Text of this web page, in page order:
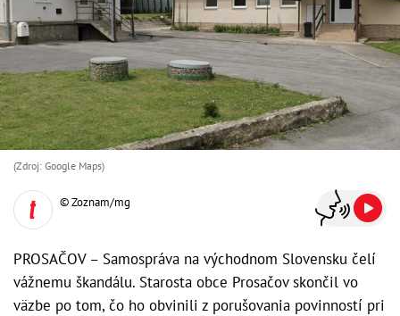
(Zdroj: Google Maps)
© Zoznam/mg
PROSAČOV – Samospráva na východnom Slovensku čelí
vážnemu škandálu. Starosta obce Prosačov skončil vo
väzbe po tom, čo ho obvinili z porušovania povinností pri